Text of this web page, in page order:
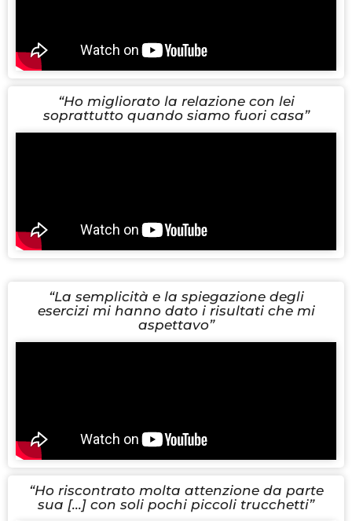
“Ho migliorato la relazione con lei
soprattutto quando siamo fuori casa”
“La semplicità e la spiegazione degli
esercizi mi hanno dato i risultati che mi
aspettavo”
“Ho riscontrato molta attenzione da parte
sua [...] con soli pochi piccoli trucchetti”